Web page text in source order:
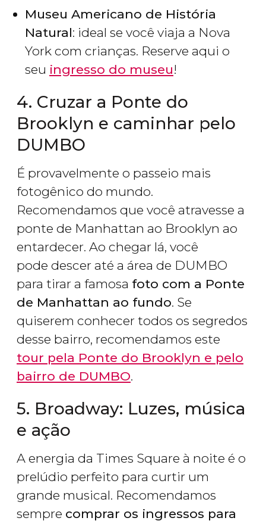
Museu Americano de História
Natural: ideal se você viaja a Nova
York com crianças. Reserve aqui o
seu ingresso do museu!
4. Cruzar a Ponte do
Brooklyn e caminhar pelo
DUMBO
É provavelmente o passeio mais
fotogênico do mundo.
Recomendamos que você atravesse a
ponte de Manhattan ao Brooklyn ao
entardecer. Ao chegar lá, você
pode descer até a área de DUMBO
para tirar a famosa foto com a Ponte
de Manhattan ao fundo. Se
quiserem conhecer todos os segredos
desse bairro, recomendamos este
tour pela Ponte do Brooklyn e pelo
bairro de DUMBO.
5. Broadway: Luzes, música
e ação
A energia da Times Square à noite é o
prelúdio perfeito para curtir um
grande musical. Recomendamos
sempre comprar os ingressos para